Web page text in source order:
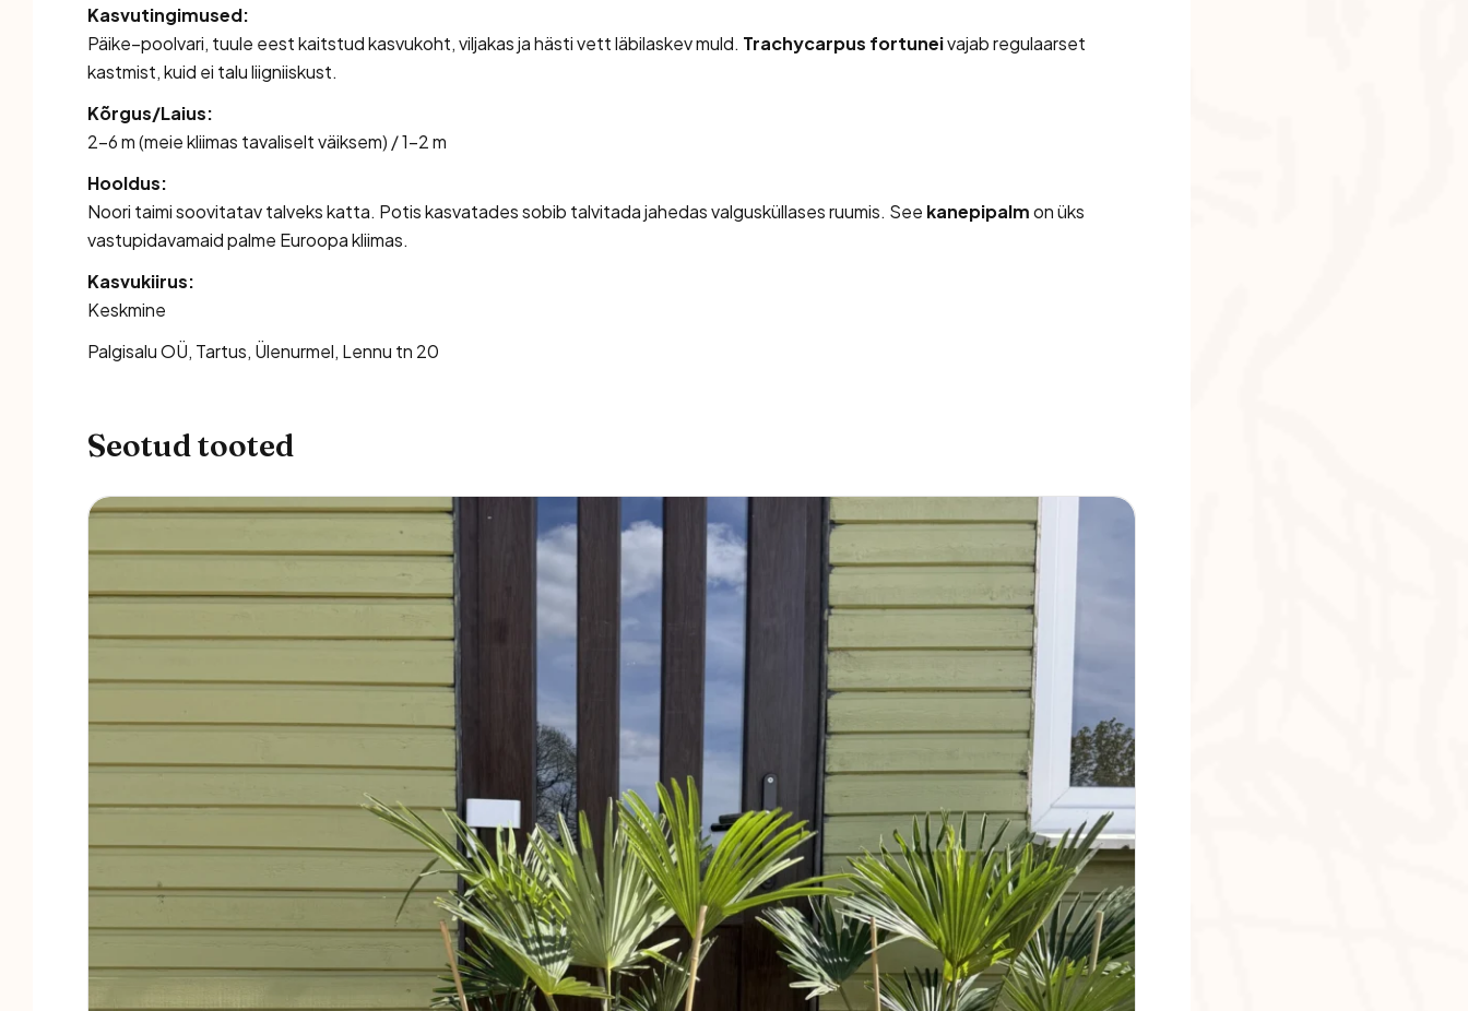
Kasvutingimused:
Päike–poolvari, tuule eest kaitstud kasvukoht, viljakas ja hästi vett läbilaskev muld. Trachycarpus fortuneivajab regulaarset
kastmist, kuid ei talu liigniiskust.
Kõrgus/Laius:
2–6 m (meie kliimas tavaliselt väiksem) / 1–2 m
Hooldus:
Noori taimi soovitatav talveks katta. Potis kasvatades sobib talvitada jahedas valgusküllases ruumis. See kanepipalmon üks
vastupidavamaid palme Euroopa kliimas.
Kasvukiirus:
Keskmine
Palgisalu OÜ, Tartus, Ülenurmel, Lennu tn 20
Seotud tooted